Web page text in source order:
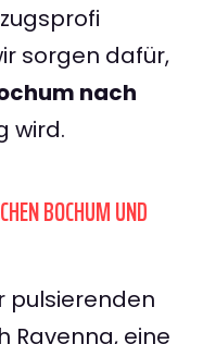
sorgen dafür,
nach
wird.
BOCHUM UND
pulsierenden
Ravenna, eine